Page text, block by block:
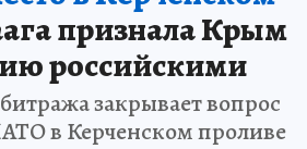
признала Крым
российскими
закрывает вопрос
в Керченском проливе